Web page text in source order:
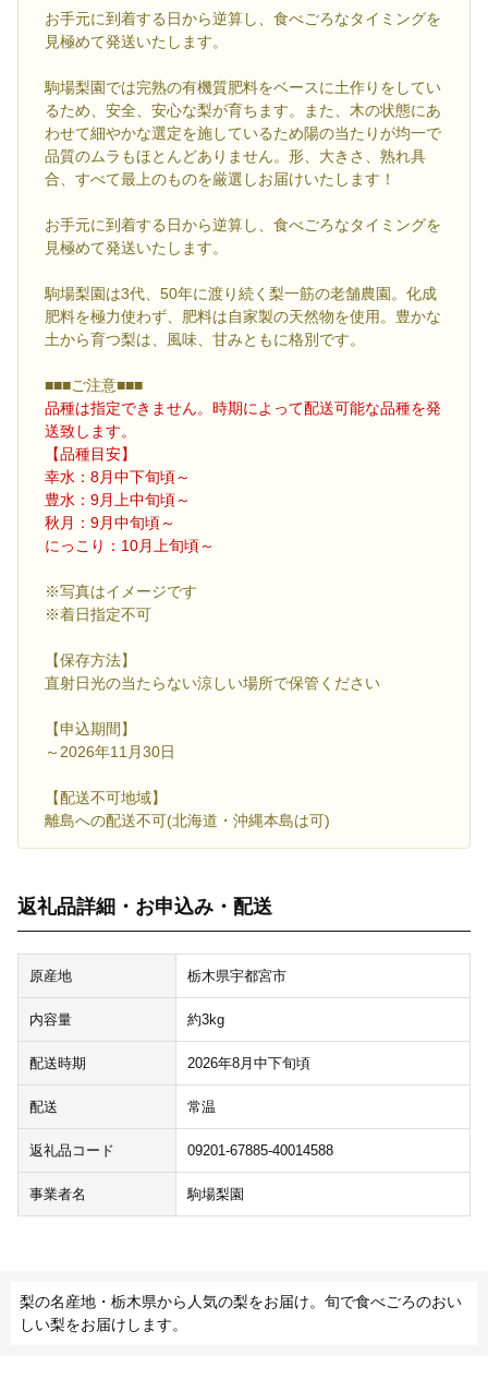
お手元に到着する日から逆算し、食べごろなタイミングを
見極めて発送いたします。
駒場梨園では完熟の有機質肥料をベースに土作りをしてい
るため、安全、安心な梨が育ちます。また、木の状態にあ
わせて細やかな選定を施しているため陽の当たりが均一で
品質のムラもほとんどありません。形、大きさ、熟れ具
合、すべて最上のものを厳選しお届けいたします！
お手元に到着する日から逆算し、食べごろなタイミングを
見極めて発送いたします。
駒場梨園は3代、50年に渡り続く梨一筋の老舗農園。化成
肥料を極力使わず、肥料は自家製の天然物を使用。豊かな
土から育つ梨は、風味、甘みともに格別です。
■■■ご注意■■■
品種は指定できません。時期によって配送可能な品種を発
送致します。
【品種目安】
幸水：8月中下旬頃～
豊水：9月上中旬頃～
秋月：9月中旬頃～
にっこり：10月上旬頃～
※写真はイメージです
※着日指定不可
【保存方法】
直射日光の当たらない涼しい場所で保管ください
【申込期間】
～2026年11月30日
【配送不可地域】
離島への配送不可(北海道・沖縄本島は可)
返礼品詳細・お申込み・配送
原産地 栃木県宇都宮市
内容量 約3kg
配送時期 2026年8月中下旬頃
配送 常温
返礼品コード 09201-67885-40014588
事業者名 駒場梨園
梨の名産地・栃木県から人気の梨をお届け。旬で食べごろのおい
しい梨をお届けします。